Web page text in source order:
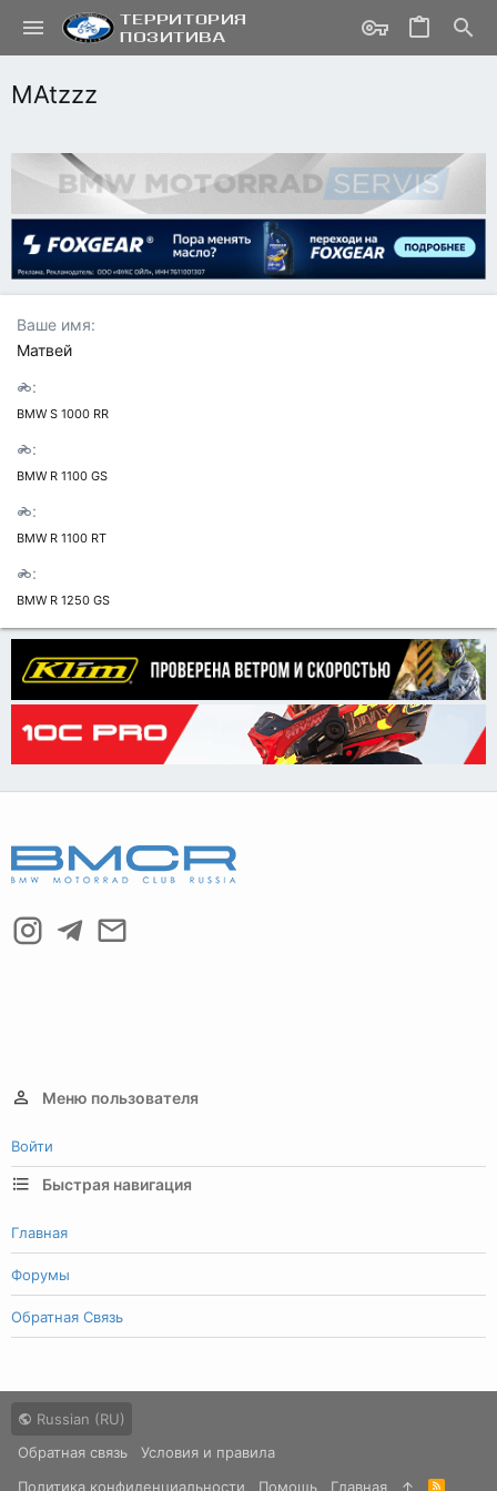
MAtzzz
Ваше имя
Матвей
BMW S 1000 RR
BMW R 1100 GS
BMW R 1100 RT
BMW R 1250 GS
Меню пользователя
Войти
Быстрая навигация
Главная
Форумы
Обратная Связь
Russian (RU)
Обратная связь
Условия и правила
Политика конфиденциальности
Помощь Главная R